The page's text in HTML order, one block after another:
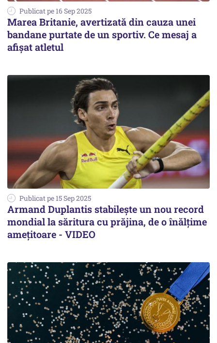
Publicat pe 16 Sep 2025
Marea Britanie, avertizată din cauza unei
bandane purtate de un sportiv. Ce mesaj a
afișat atletul
Publicat pe 15 Sep 2025
Armand Duplantis stabilește un nou record
mondial la săritura cu prăjina, de o înălțime
amețitoare - VIDEO